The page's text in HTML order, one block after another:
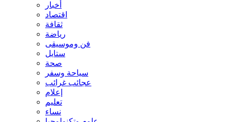
أخبار
اقتصاد
ثقافة
رياضة
فن وموسيقى
ستايل
صحة
سياحة وسفر
عجائب غرائب
إعلام
تعليم
نساء